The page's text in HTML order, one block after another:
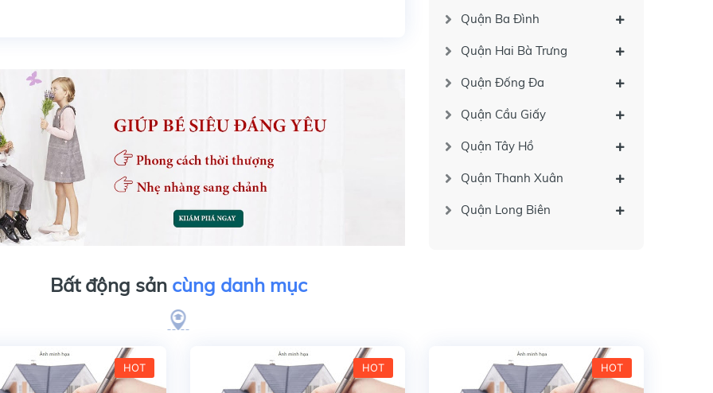
Quận Ba Đình
Quận Hai Bà Trưng
Quận Đống Đa
Quận Cầu Giấy
Quận Tây Hồ
Quận Thanh Xuân
Quận Long Biên
Bất động sản cùng danh mục
HOT HOT HOT